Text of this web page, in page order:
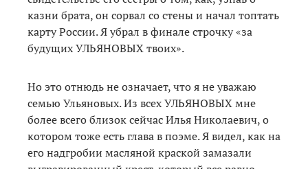
казни брата, он сорвал со стены и начал топтать
карту России. Я убрал в финале строчку «за
будущих УЛЬЯНОВЫХ твоих».
Но это отнюдь не означает, что я не уважаю
семью Ульяновых. Из всех УЛЬЯНОВЫХ мне
более всего близок сейчас Илья Николаевич, о
котором тоже есть глава в поэме. Я видел, как на
его надгробии масляной краской замазали